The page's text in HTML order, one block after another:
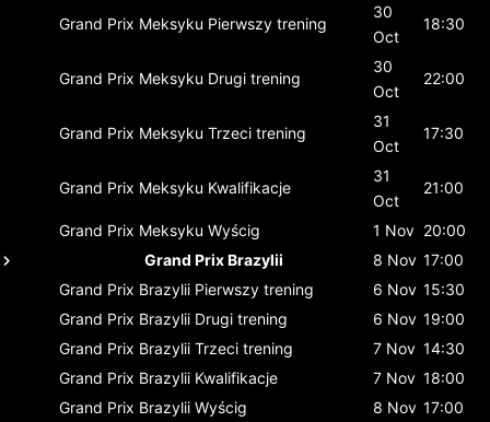
Grand Prix Meksyku Pierwszy trening
30
Oct
18:30
Grand Prix Meksyku Drugi trening
30
Oct
22:00
Grand Prix Meksyku Trzeci trening
31
Oct
17:30
Grand Prix Meksyku Kwalifikacje
31
Oct
21:00
Grand Prix Meksyku Wyścig 1 Nov 20:00
Grand Prix Brazylii
8 Nov 17:00
Grand Prix Brazylii Pierwszy trening 6 Nov 15:30
Grand Prix Brazylii Drugi trening 6 Nov 19:00
Grand Prix Brazylii Trzeci trening 7 Nov 14:30
Grand Prix Brazylii Kwalifikacje 7 Nov 18:00
Grand Prix Brazylii Wyścig 8 Nov 17:00